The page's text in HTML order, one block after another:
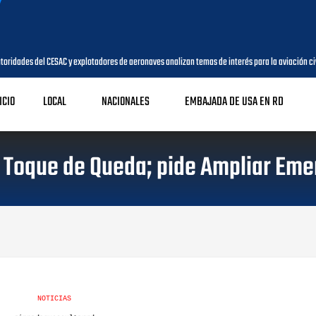
del CESAC y explotadores de aeronaves analizan temas de interés para la aviación civil
LOCAL NACIONALES EMBAJADA DE USA EN RD
de Queda; pide Ampliar
NOTICIAS